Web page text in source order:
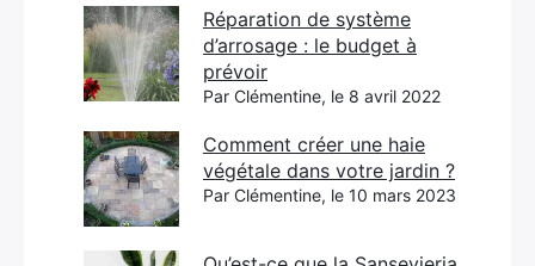
Réparation de système
d’arrosage : le budget à
prévoir
Par Clémentine, le 8 avril 2022
Comment créer une haie
végétale dans votre jardin ?
Par Clémentine, le 10 mars 2023